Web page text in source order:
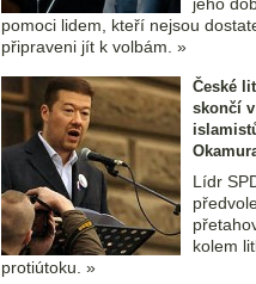
pomoci lidem, kteří nejsou
připraveni jít k volbám. »
České
skončí
Lídr
kolem
protiútoku. »